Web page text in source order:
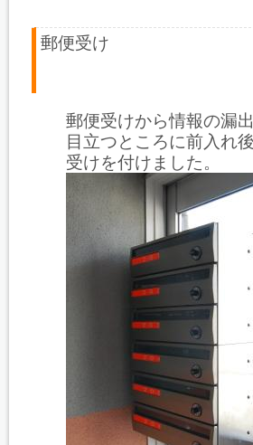
郵便受け
郵便受けから情報の漏
目立つところに前入れ
受けを付けました。